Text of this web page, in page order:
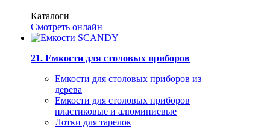
Каталоги
Смотреть онлайн
21. Емкости для столовых приборов
Емкости для столовых приборов из
дерева
Емкости для столовых приборов
пластиковые и алюминиевые
Лотки для тарелок